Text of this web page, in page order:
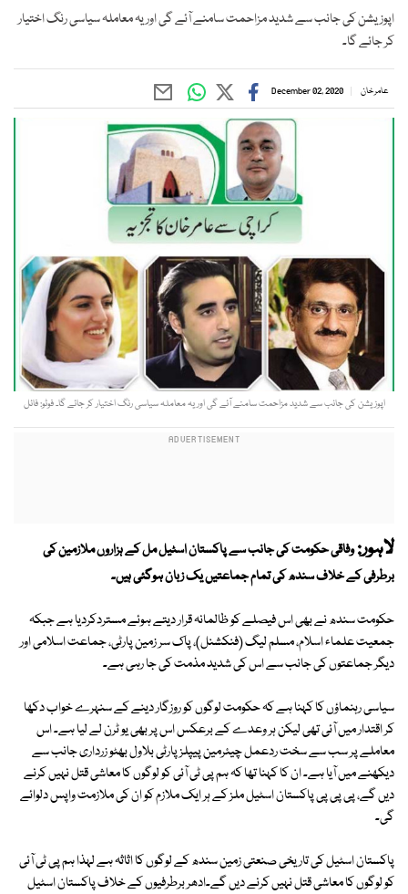
اپوزیشن کی جانب سے شدید مزاحمت سامنے آئے گی اور یہ معاملہ سیاسی رنگ اختیار
کر جائے گا۔
عامر خان December 02, 2020
اپوزیشن کی جانب سے شدید مزاحمت سامنے آئے گی اور یہ معاملہ سیاسی رنگ اختیار کر جائے گا۔ فوٹو: فائل
لاہور:وفاقی حکومت کی جانب سے پاکستان اسٹیل مل کے ہزاروں ملازمین کی
برطرفی کے خلاف سندھ کی تمام جماعتیں یک زبان ہوگئی ہیں۔
حکومت سندھ نے بھی اس فیصلے کو ظالمانہ قرار دیتے ہوئے مستردکردیا ہے جبکہ
جمعیت علماء اسلام، مسلم لیگ (فنکشنل)، پاک سر زمین پارٹی، جماعت اسلامی اور
دیگر جماعتوں کی جانب سے اس کی شدید مذمت کی جا رہی ہے۔
سیاسی رہنماؤں کا کہنا ہے کہ حکومت لوگوں کو روزگار دینے کے سنہرے خواب دکھا
کر اقتدار میں آئی تھی لیکن ہر وعدے کے برعکس اس پر بھی یو ٹرن لے لیا ہے۔ اس
معاملے پر سب سے سخت ردعمل چیئرمین پیپلزپارٹی بلاول بھٹو زرداری جانب سے
دیکھنے میں آیا ہے۔ ان کا کہنا تھا کہ ہم پی ٹی آئی کو لوگوں کا معاشی قتل نہیں کرنے
دیں گے، پی پی پی پاکستان اسٹیل ملز کے ہر ایک ملازم کو ان کی ملازمت واپس دلوائے
گی۔
پاکستان اسٹیل کی تاریخی صنعتی زمین سندھ کے لوگوں کا اثاثہ ہے لہذا ہم پی ٹی آئی
کو لوگوں کا معاشی قتل نہیں کرنے دیں گے۔ادھر برطرفیوں کے خلاف پاکستان اسٹیل